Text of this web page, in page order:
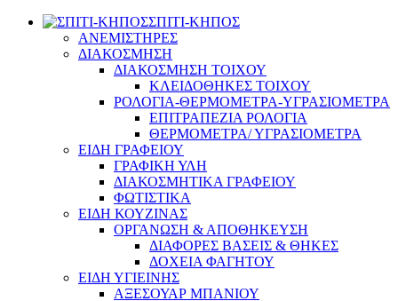
ΣΠΙΤΙ-ΚΗΠΟΣ
ΑΝΕΜΙΣΤΗΡΕΣ
ΔΙΑΚΟΣΜΗΣΗ
ΔΙΑΚΟΣΜΗΣΗ ΤΟΙΧΟΥ
ΚΛΕΙΔΟΘΗΚΕΣ ΤΟΙΧΟΥ
ΡΟΛΟΓΙΑ-ΘΕΡΜΟΜΕΤΡΑ-ΥΓΡΑΣΙΟΜΕΤΡΑ
ΕΠΙΤΡΑΠΕΖΙΑ ΡΟΛΟΓΙΑ
ΘΕΡΜΟΜΕΤΡΑ/ ΥΓΡΑΣΙΟΜΕΤΡΑ
ΕΙΔΗ ΓΡΑΦΕΙΟΥ
ΓΡΑΦΙΚΗ ΥΛΗ
ΔΙΑΚΟΣΜΗΤΙΚΑ ΓΡΑΦΕΙΟΥ
ΦΩΤΙΣΤΙΚΑ
ΕΙΔΗ ΚΟΥΖΙΝΑΣ
ΟΡΓΑΝΩΣΗ & ΑΠΟΘΗΚΕΥΣΗ
ΔΙΑΦΟΡΕΣ ΒΑΣΕΙΣ & ΘΗΚΕΣ
ΔΟΧΕΙΑ ΦΑΓΗΤΟΥ
ΕΙΔΗ ΥΓΙΕΙΝΗΣ
ΑΞΕΣΟΥΑΡ ΜΠΑΝΙΟΥ